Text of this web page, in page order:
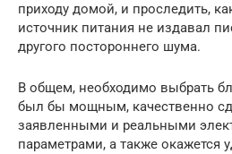
приходу домой, и проследить,
источник питания не издавал
другого постороннего шума.
В общем, необходимо выбрать
был бы мощным, качественно
заявленными и реальными
параметрами, а также окажется